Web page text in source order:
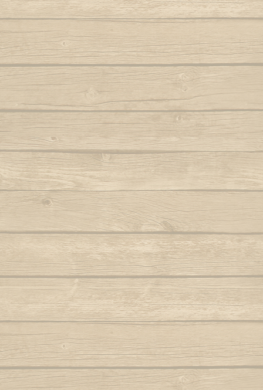
Balança o corpo sinha
Autor : Mestre Pernalonga
Beriba e pau, e pau
Berimbau chamou você
Autor : Instrutor Morcego (Capoeira
Luanda)
Berimbau de Bimba
Autor : Mestre Elias
Berimbau falou
Autor : Graduado Voador (Capoeira Nagô)
Berimbau mandou se benzer
Autor : Boa Voz (Abada)
Berimbau tocou
Cade meu espinho de laranjeira
Autor : Profesor Pretinho (Abada)
Camafeu (Samba no mar)
Capineiro de ioiô
Capoeira a mais bela é você
Autor : Mestre Torneiro Cantando
Capoeira da Africa
O pé passou
O
Autor :
Oi sim sim
Ola ola
Autor :
Autor :
Autor : Mestre
Pra jogar
Música: